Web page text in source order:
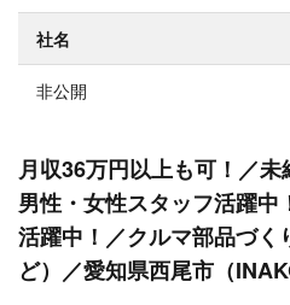
社名
非公開
月収36万円以上も可！／
男性・女性スタッフ活躍
活躍中！／クルマ部品づ
ど）／愛知県西尾市（